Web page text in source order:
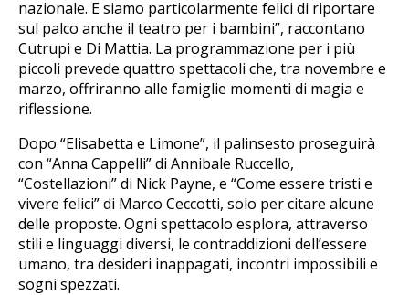
nazionale. E siamo particolarmente felici di riportare
sul palco anche il teatro per i bambini”, raccontano
Cutrupi e Di Mattia. La programmazione per i più
piccoli prevede quattro spettacoli che, tra novembre e
marzo, offriranno alle famiglie momenti di magia e
riflessione.
Dopo “Elisabetta e Limone”, il palinsesto proseguirà
con “Anna Cappelli” di Annibale Ruccello,
“Costellazioni” di Nick Payne, e “Come essere tristi e
vivere felici” di Marco Ceccotti, solo per citare alcune
delle proposte. Ogni spettacolo esplora, attraverso
stili e linguaggi diversi, le contraddizioni dell’essere
umano, tra desideri inappagati, incontri impossibili e
sogni spezzati.